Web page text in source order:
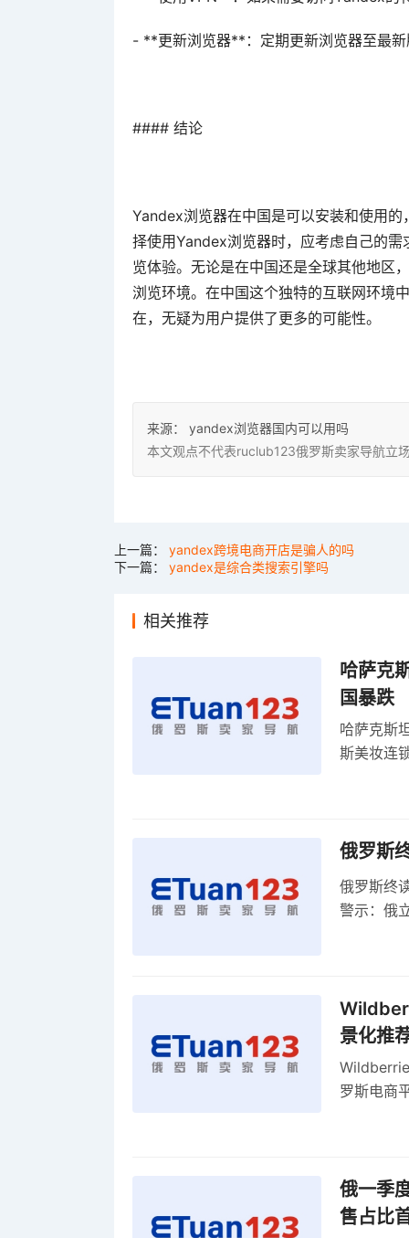
- **更新浏览器**：定期更新浏览器至最
#### 结论
Yandex浏览器在中国是可以安装和使用
择使用Yandex浏览器时，应考虑自己的
览体验。无论是在中国还是全球其他地区
浏览环境。在中国这个独特的互联网环境
在，无疑为用户提供了更多的可能性。
来源：
yandex浏览器国内可以用吗
本文观点不代表ruclub123俄罗斯卖家导航立
上一篇： yandex跨境电商开店是骗人的吗
下一篇： yandex是综合类搜索引擎吗
相关推荐
哈萨克
国暴跌
哈萨克斯
斯美妆连
俄罗斯
俄罗斯终
警示：俄
景化推
罗斯电商
俄一季
售占比